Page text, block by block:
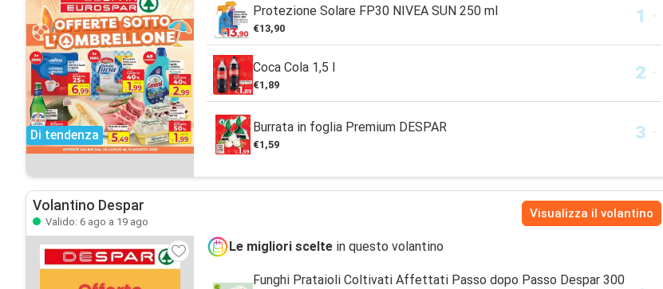
Di tendenza
Protezione Solare FP30 NIVEA SUN 250 ml
€13,90
Coca Cola 1,5 l
€1,89
Burrata in foglia Premium DESPAR
€1,59
Volantino Despar
Valido: 6 ago a 19 ago
Visualizza il volantino
Le migliori scelte in questo volantino
Funghi Prataioli Coltivati Affettati Passo dopo Passo Despar 300